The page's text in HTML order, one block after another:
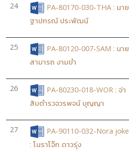
24
PA-80170-030-THA : นาย
ฐาปกรณ์ ประพัฒน์
25
PA-80120-007-SAM : นาย
สามารถ งามขำ
26
PA-80230-018-WOR : จ่า
สิบตำรวจวรพจน์ บุญญา
27
PA-90110-032-Nora joke
: โนราโจ๊ก ดาวรุ่ง